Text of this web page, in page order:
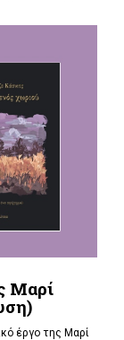
Μαρί
έργο της Μαρί